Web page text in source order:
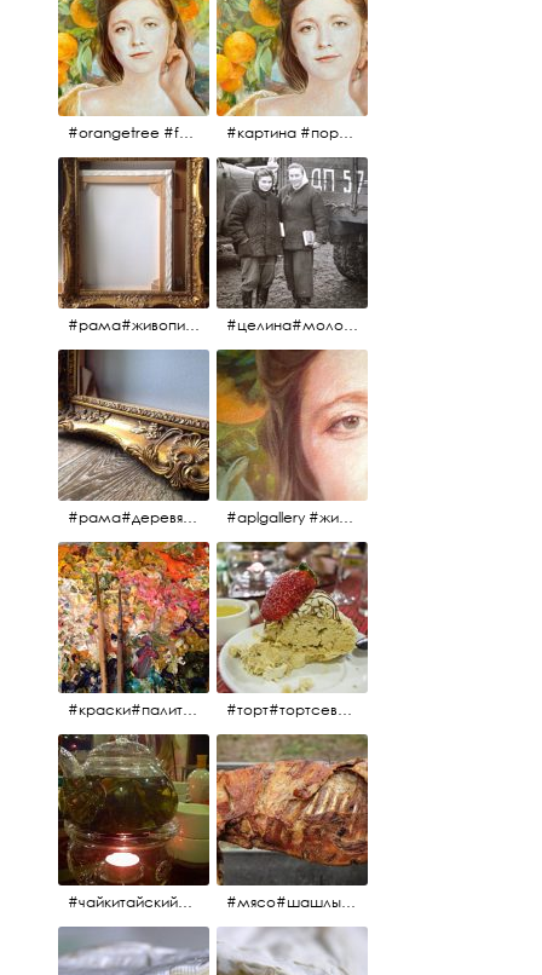
#orangetree #fertility #abundance #portrait #painting #живопись #портрет #картина #девушка #улыбка #aplgallery #картина #портрет #живопись #апельсиновоедерево # девушка #улыбка #изобилие #плодородие #painting #portrait #abundance #fertility #orangetree #aplgallery
#рама#живопись#антиквариат#спб#aplgallery #целина#молодёжьнацелине#комсомолки#50тыегода #50тые#СССР
#рама#деревяннаярама#антиквариат#живопись#aplgallery #aplgallery #живопись #портрет
#краски#палитра#картина#живопись#aplgallery #торт#тортсевер#север#severspb#северметрополь#безе#безесклубникой#тортвоздушный#тортсбезе#cake#meringuecake#meringuecakewithstrawberries @sever_metropol
#чайкитайский#чай#tea#teachinese @chinacook.ru #мясо#шашлык#шашлыкмашлык #пальчикиоближешь